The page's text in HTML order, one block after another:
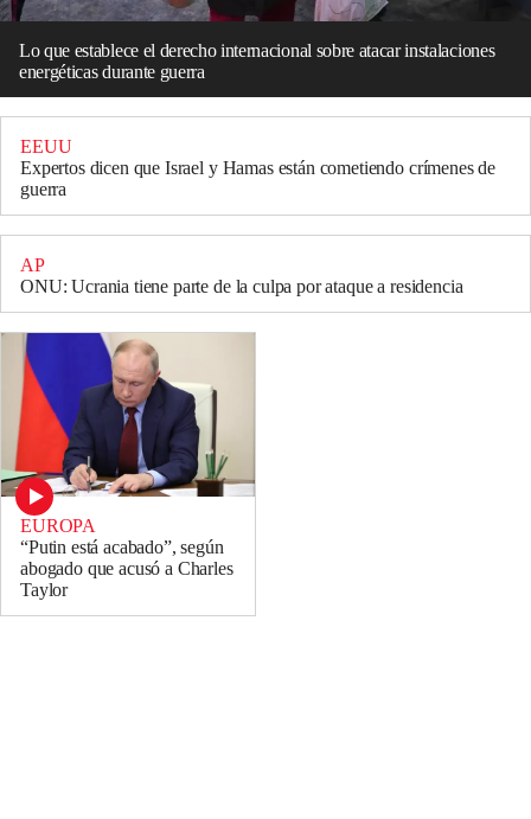
Lo que establece el derecho internacional sobre atacar instalaciones
energéticas durante guerra
EEUU
Expertos dicen que Israel y Hamas están cometiendo crímenes de
guerra
AP
ONU: Ucrania tiene parte de la culpa por ataque a residencia
EUROPA
“Putin está acabado”, según
abogado que acusó a Charles
Taylor